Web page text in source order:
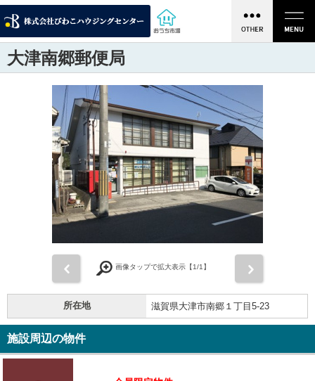
大津南郷郵便局
画像タップで拡大表示【1/1】
所在地 滋賀県大津市南郷１丁目5-23
施設周辺の物件